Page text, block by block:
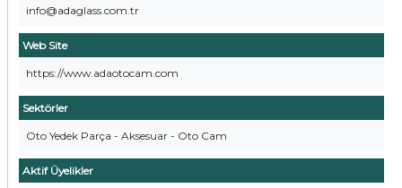
info@adaglass.com.tr
Web Site
https://www.adaotocam.com
Sektörler
Oto Yedek Parça - Aksesuar - Oto Cam
Aktif Üyelikler